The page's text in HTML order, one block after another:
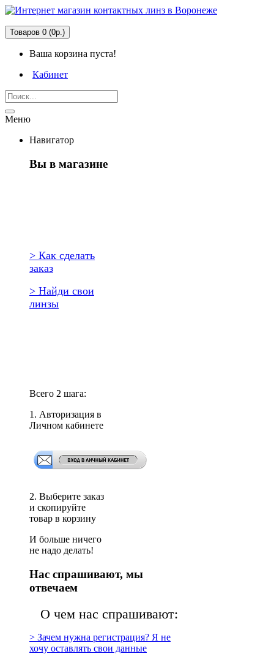
Товаров 0 (0р.)
Ваша корзина пуста!
Кабинет
Меню
Навигатор
Вы в магазине
> Как сделать
заказ
> Найди свои
линзы
Всего 2 шага:
1. Авторизация в
Личном кабинете
2. Выберите заказ
и скопируйте
товар в корзину
И больше ничего
не надо делать!
Нас спрашивают, мы
отвечаем
О чем нас спрашивают:
> Зачем нужна регистрация? Я не
хочу оставлять свои данные